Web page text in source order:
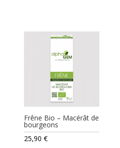
à
Frêne Bio – Macérât de
bourgeons
25,90€